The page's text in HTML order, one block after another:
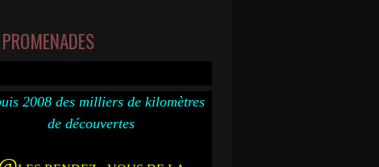
2008 des milliers de kilomètres
de découvertes